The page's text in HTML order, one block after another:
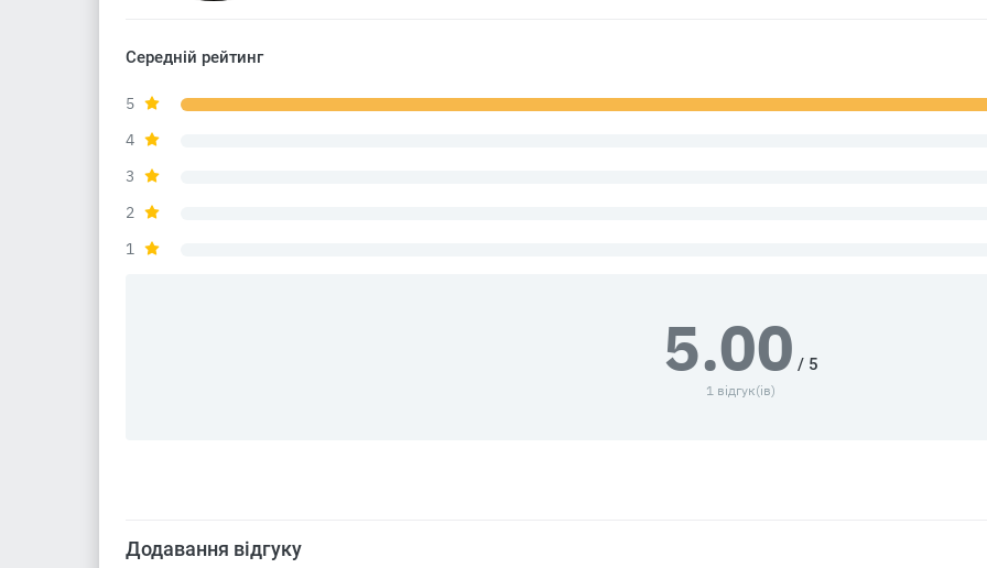
Середній рейтинг
5
4
3
2
1
5.00 / 5
1 відгук(ів)
Додавання відгуку